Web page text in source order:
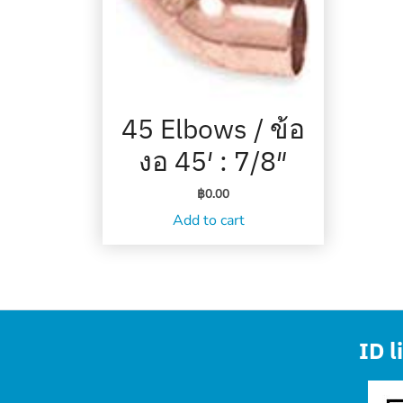
45 Elbows / ข้อ
งอ 45′ : 7/8″
฿0.00
Add to cart
ID